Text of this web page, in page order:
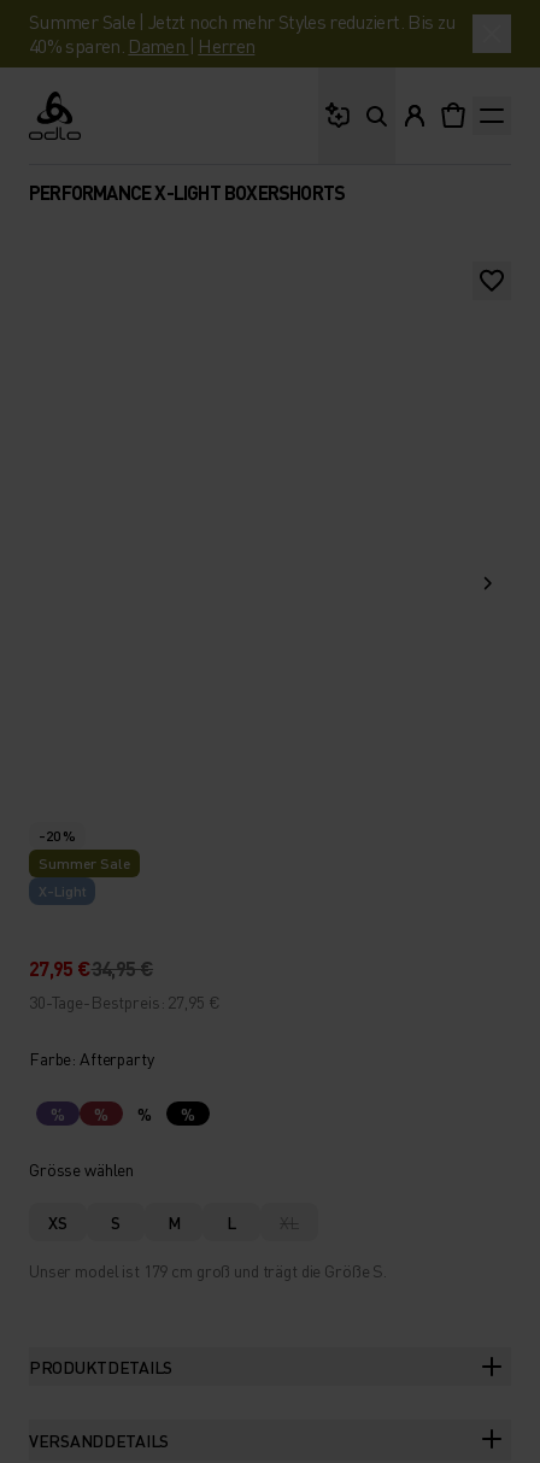
Summer Sale | Jetzt noch mehr Styles reduziert. Bis zu
40% sparen. Damen | Herren
Odlo
PERFORMANCE X-LIGHT BOXERSHORTS
-20 %
Summer Sale
X-Light
27,95 €34,95 €
30-Tage-Bestpreis: 27,95 €
Farbe: Afterparty
% % % %
Grösse wählen
XS S M L XL
Unser model ist 179 cm groß und trägt die Größe S.
PRODUKTDETAILS
VERSANDDETAILS